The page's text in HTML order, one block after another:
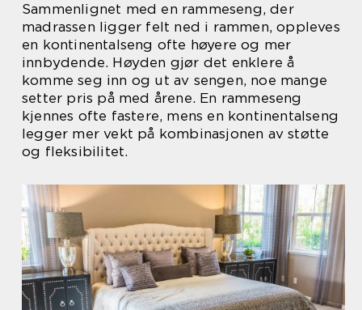
Sammenlignet med en rammeseng, der
madrassen ligger felt ned i rammen, oppleves
en kontinentalseng ofte høyere og mer
innbydende. Høyden gjør det enklere å
komme seg inn og ut av sengen, noe mange
setter pris på med årene. En rammeseng
kjennes ofte fastere, mens en kontinentalseng
legger mer vekt på kombinasjonen av støtte
og fleksibilitet.